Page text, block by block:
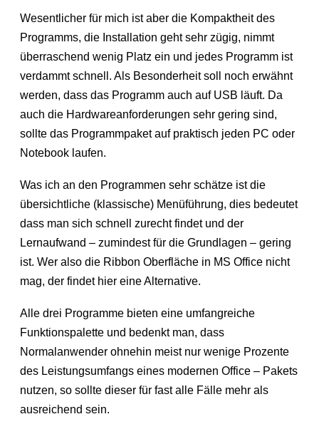
Wesentlicher für mich ist aber die Kompaktheit des
Programms, die Installation geht sehr zügig, nimmt
überraschend wenig Platz ein und jedes Programm ist
verdammt schnell. Als Besonderheit soll noch erwähnt
werden, dass das Programm auch auf USB läuft. Da
auch die Hardwareanforderungen sehr gering sind,
sollte das Programmpaket auf praktisch jeden PC oder
Notebook laufen.
Was ich an den Programmen sehr schätze ist die
übersichtliche (klassische) Menüführung, dies bedeutet
dass man sich schnell zurecht findet und der
Lernaufwand – zumindest für die Grundlagen – gering
ist. Wer also die Ribbon Oberfläche in MS Office nicht
mag, der findet hier eine Alternative.
Alle drei Programme bieten eine umfangreiche
Funktionspalette und bedenkt man, dass
Normalanwender ohnehin meist nur wenige Prozente
des Leistungsumfangs eines modernen Office – Pakets
nutzen, so sollte dieser für fast alle Fälle mehr als
ausreichend sein.